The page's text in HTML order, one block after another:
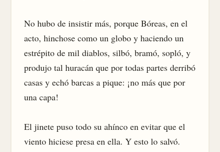
No hubo de insistir más, porque Bóreas, en el
acto, hinchose como un globo y haciendo un
estrépito de mil diablos, silbó, bramó, sopló, y
produjo tal huracán que por todas partes derribó
casas y echó barcas a pique: ¡no más que por
una capa!
El jinete puso todo su ahínco en evitar que el
viento hiciese presa en ella. Y esto lo salvó.